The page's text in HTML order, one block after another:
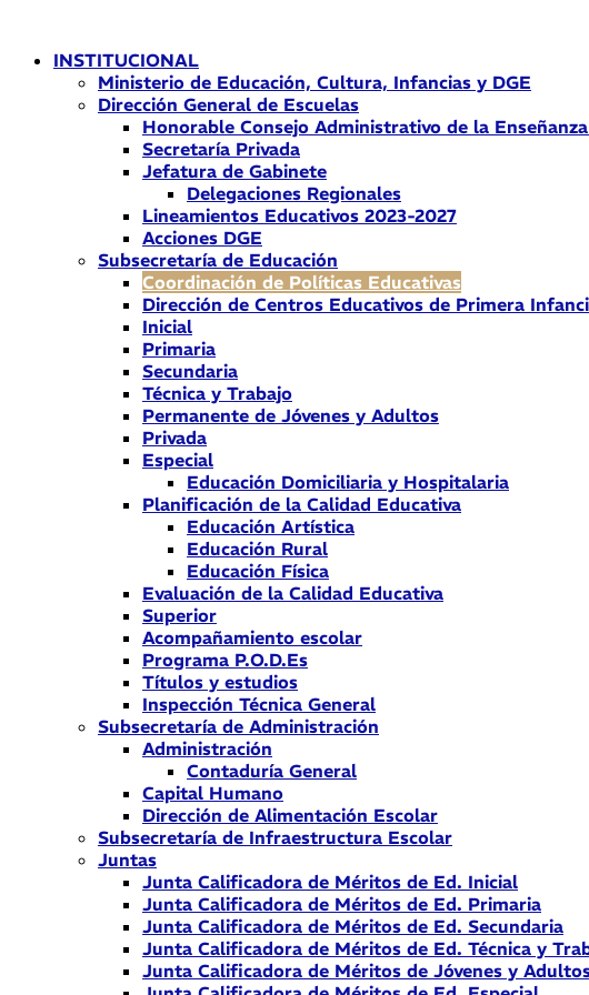
contenidoINSTITUCIONAL
Ministerio de Educación, Cultura, Infancias y DGE
Dirección General de Escuelas
Honorable Consejo Administrativo de la
Secretaría Privada
Jefatura de Gabinete
Delegaciones Regionales
Lineamientos Educativos 2023-2027
Acciones DGE
Subsecretaría de Educación
Coordinación de Políticas Educativas
Dirección de Centros Educativos de Primera
Inicial
Primaria
Secundaria
Técnica y Trabajo
Permanente de Jóvenes y Adultos
Privada
Especial
Educación Domiciliaria y Hospitalaria
Planificación de la Calidad Educativa
Educación Artística
Educación Rural
Educación Física
Evaluación de la Calidad Educativa
Superior
Acompañamiento escolar
Programa P.O.D.Es
Títulos y estudios
Inspección Técnica General
Subsecretaría de Administración
Administración
Contaduría General
Capital Humano
Dirección de Alimentación Escolar
Subsecretaría de Infraestructura Escolar
Juntas
Junta Calificadora de Méritos de Ed. Inicial
Junta Calificadora de Méritos de Ed. Primaria
Junta Calificadora de Méritos de Ed. Secundaria
Junta Calificadora de Méritos de Ed. Técnica y
Junta Calificadora de Méritos de Jóvenes y